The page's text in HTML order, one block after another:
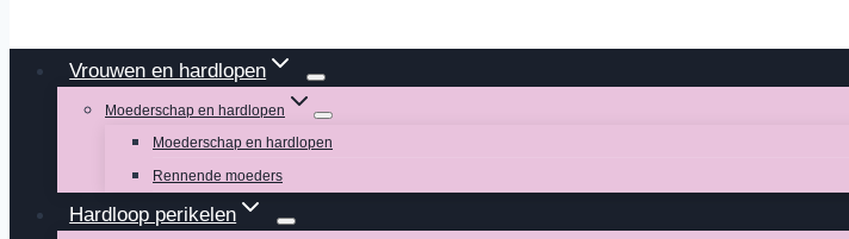
Vrouwen en hardlopen
Moederschap en hardlopen
Moederschap en hardlopen
Rennende moeders
Hardloop perikelen